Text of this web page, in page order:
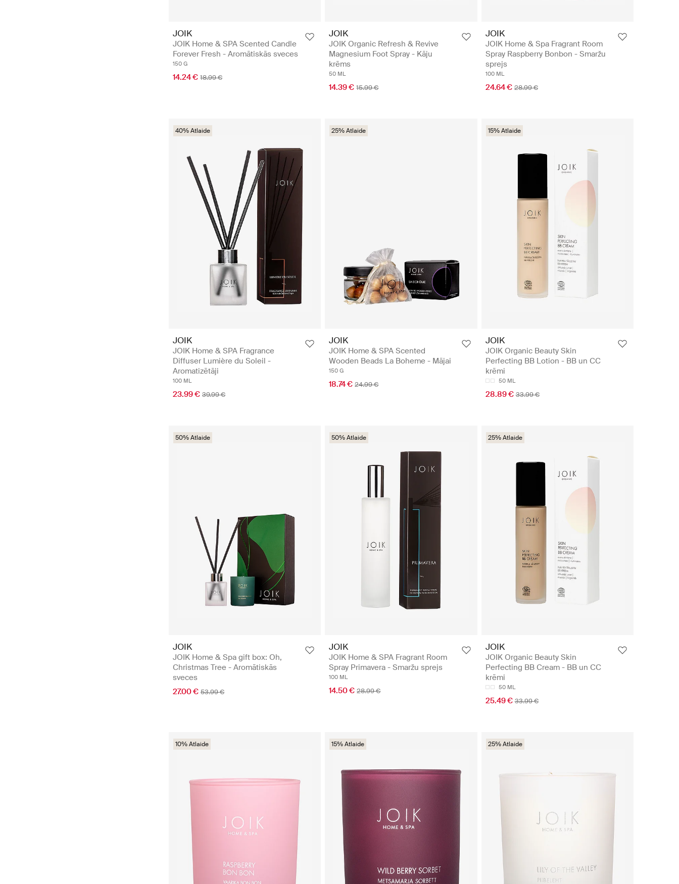
JOIK
JOIK Home & SPA Scented Candle
Forever Fresh - Aromātiskās sveces
150 G
14.24 € 18.99 €
JOIK
JOIK Organic Refresh & Revive
Magnesium Foot Spray - Kāju
krēms
50 ML
14.39 € 15.99 €
JOIK
JOIK Home & Spa Fragrant Room
Spray Raspberry Bonbon - Smaržu
sprejs
100 ML
24.64 € 28.99 €
40% Atlaide
JOIK
JOIK Home & SPA Fragrance
Diffuser Lumière du Soleil -
Aromatizētāji
100 ML
23.99 € 39.99 €
25% Atlaide
JOIK
JOIK Home & SPA Scented
Wooden Beads La Boheme - Mājai
150 G
18.74 € 24.99 €
15% Atlaide
JOIK
JOIK Organic Beauty Skin
Perfecting BB Lotion - BB un CC
krēmi
50 ML
28.89 € 33.99 €
50% Atlaide
JOIK
JOIK Home & Spa gift box: Oh,
Christmas Tree - Aromātiskās
sveces
27.00 € 53.99 €
50% Atlaide
JOIK
JOIK Home & SPA Fragrant Room
Spray Primavera - Smaržu sprejs
100 ML
14.50 € 28.99 €
25% Atlaide
JOIK
JOIK Organic Beauty Skin
Perfecting BB Cream - BB un CC
krēmi
50 ML
25.49 € 33.99 €
10% Atlaide 15% Atlaide 25% Atlaide